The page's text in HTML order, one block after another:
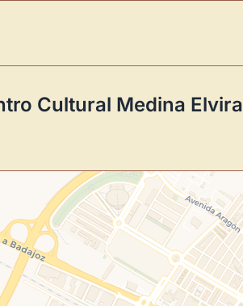
Cultural Medina Elvira